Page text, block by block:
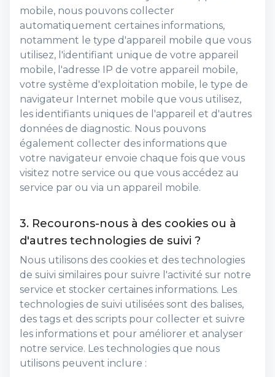
mobile, nous pouvons collecter
automatiquement certaines informations,
notamment le type d'appareil mobile que vous
utilisez, l'identifiant unique de votre appareil
mobile, l'adresse IP de votre appareil mobile,
votre système d'exploitation mobile, le type de
navigateur Internet mobile que vous utilisez,
les identifiants uniques de l'appareil et d'autres
données de diagnostic. Nous pouvons
également collecter des informations que
votre navigateur envoie chaque fois que vous
visitez notre service ou que vous accédez au
service par ou via un appareil mobile.
3. Recourons-nous à des cookies ou à
d'autres technologies de suivi ?
Nous utilisons des cookies et des technologies
de suivi similaires pour suivre l'activité sur notre
service et stocker certaines informations. Les
technologies de suivi utilisées sont des balises,
des tags et des scripts pour collecter et suivre
les informations et pour améliorer et analyser
notre service. Les technologies que nous
utilisons peuvent inclure :